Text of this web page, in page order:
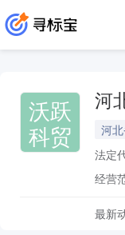
沃跃
科贸
河
河
法定
经营
最新